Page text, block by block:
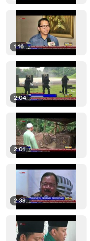
1:16
2:04
2:01
2:38